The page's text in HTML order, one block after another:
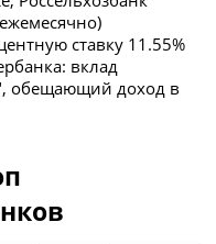
ставку 11.55%
вклад
обещающий доход в